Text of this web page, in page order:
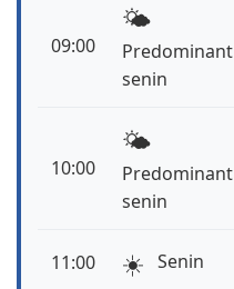
09:00
🌤️
Predominant
senin
10:00
🌤️
Predominant
senin
11:00 ☀️ Senin